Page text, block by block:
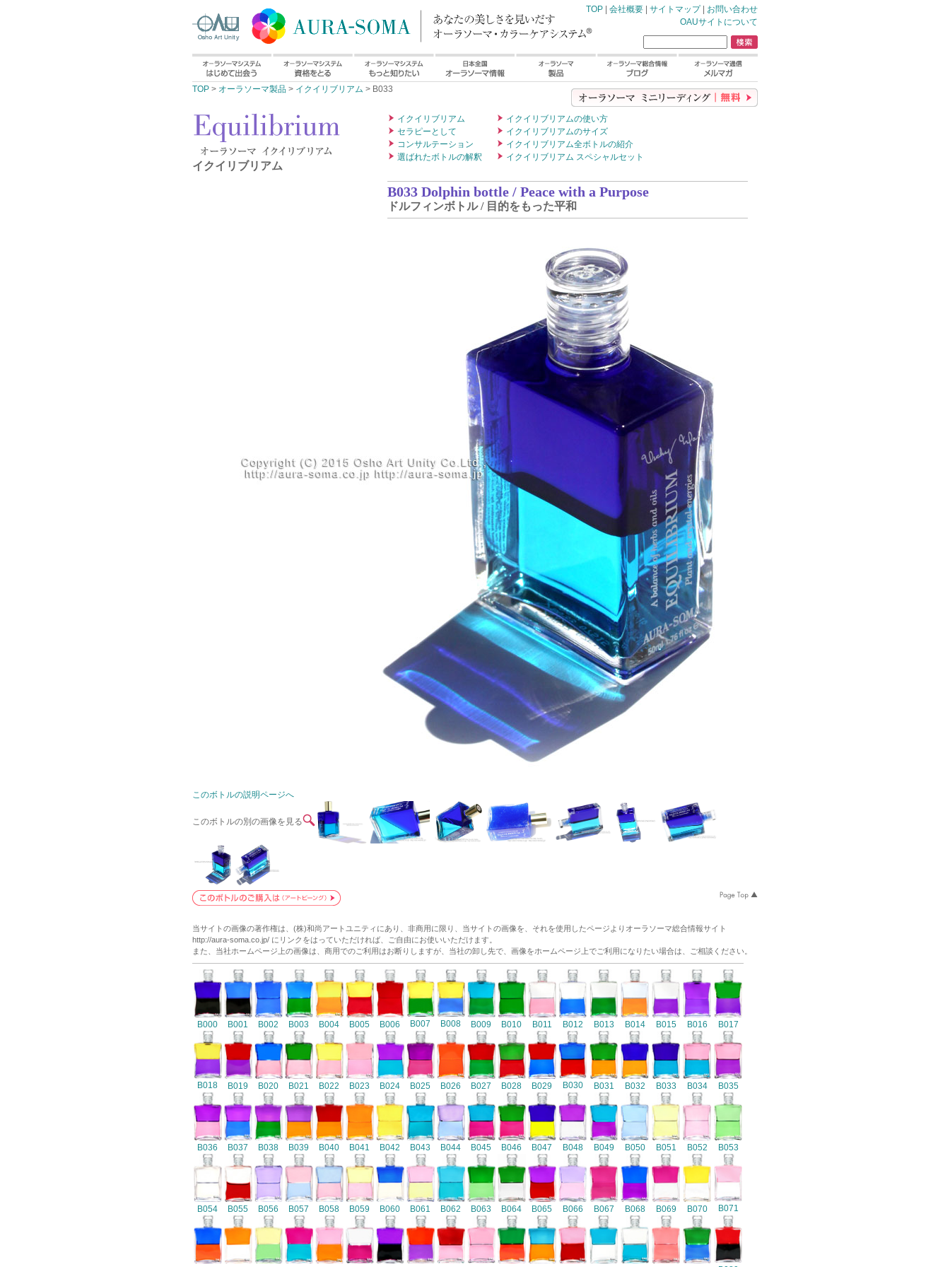
TOP | 会社概要 | サイトマップ| お問い合わせ
OAUサイトについて
TOP > オーラソーマ製品 > イクイリブリアム > B033
イクイリブリアム
イクイリブリアム
セラピーとして
コンサルテーション
選ばれたボトルの解釈
イクイリブリアムの使い方
イクイリブリアムのサイズ
イクイリブリアム全ボトルの紹介
イクイリブリアム スペシャルセット
B033 Dolphin bottle / Peace with a Purpose
ドルフィンボトル / 目的をもった平和
このボトルの説明ページへ
このボトルの別の画像を見る
当サイトの画像の著作権は、(株)和尚アートユニティにあり、非商用に限り、当サイトの画像を、それを使用したページよりオーラソーマ総合情報サイト
http://aura-soma.co.jp/ にリンクをはっていただければ、ご自由にお使いいただけます。
また、当社ホームページ上の画像は、商用でのご利用はお断りしますが、当社の卸し先で、画像をホームページ上でご利用になりたい場合は、ご相談ください。
B000 B001 B002 B003 B004 B005 B006 B007 B008 B009 B010 B011 B012 B013 B014 B015 B016 B017
B018 B019 B020 B021 B022 B023 B024 B025 B026 B027 B028 B029 B030 B031 B032 B033 B034 B035
B036 B037 B038 B039 B040 B041 B042 B043 B044 B045 B046 B047 B048 B049 B050 B051 B052 B053
B054 B055 B056 B057 B058 B059 B060 B061 B062 B063 B064 B065 B066 B067 B068 B069 B070 B071